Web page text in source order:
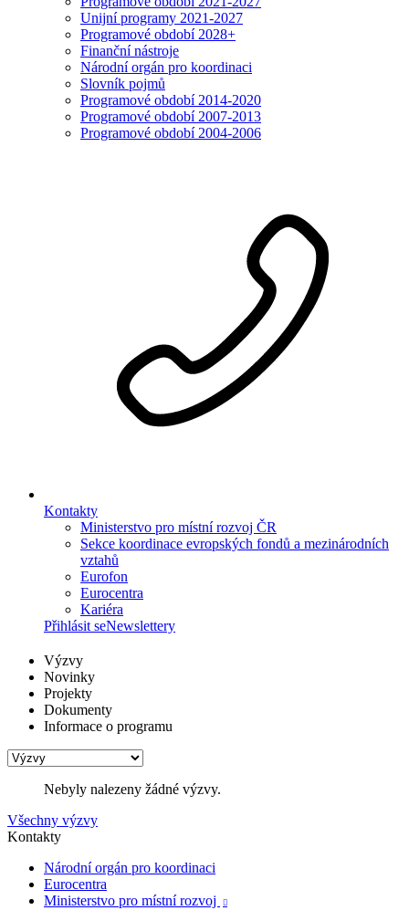
Unijní programy 2021-2027
Programové období 2028+
Finanční nástroje
Národní orgán pro koordinaci
Slovník pojmů
Programové období 2014-2020
Programové období 2007-2013
Programové období 2004-2006
Kontakty
Ministerstvo pro místní rozvoj ČR
Sekce koordinace evropských fondů a mezinárodních
vztahů
Eurofon
Eurocentra
Kariéra
Přihlásit seNewslettery
Výzvy
Novinky
Projekty
Dokumenty
Informace o programu
Nebyly nalezeny žádné výzvy.
Všechny výzvy
Kontakty
Národní orgán pro koordinaci
Eurocentra
Ministerstvo pro místní rozvoj
